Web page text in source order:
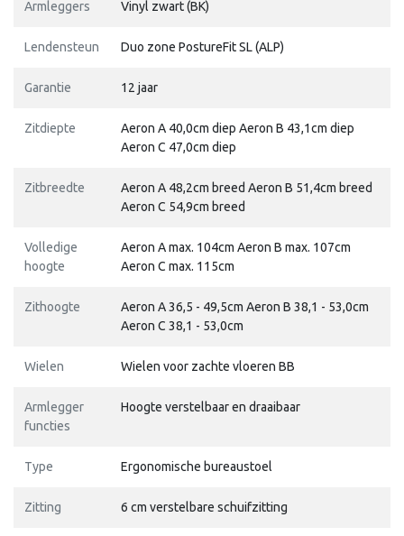
Armleggers Vinyl zwart (BK)
Lendensteun Duo zone PostureFit SL (ALP)
Garantie 12 jaar
Zitdiepte
Aeron A 40,0cm diep Aeron B 43,1cm diep
Aeron C 47,0cm diep
Zitbreedte
Aeron A 48,2cm breed Aeron B 51,4cm breed
Aeron C 54,9cm breed
Volledige
hoogte
Aeron A max. 104cm Aeron B max. 107cm
Aeron C max. 115cm
Zithoogte
Aeron A 36,5 - 49,5cm Aeron B 38,1 - 53,0cm
Aeron C 38,1 - 53,0cm
Wielen Wielen voor zachte vloeren BB
Armlegger
functies
Hoogte verstelbaar en draaibaar
Type Ergonomische bureaustoel
Zitting 6 cm verstelbare schuifzitting